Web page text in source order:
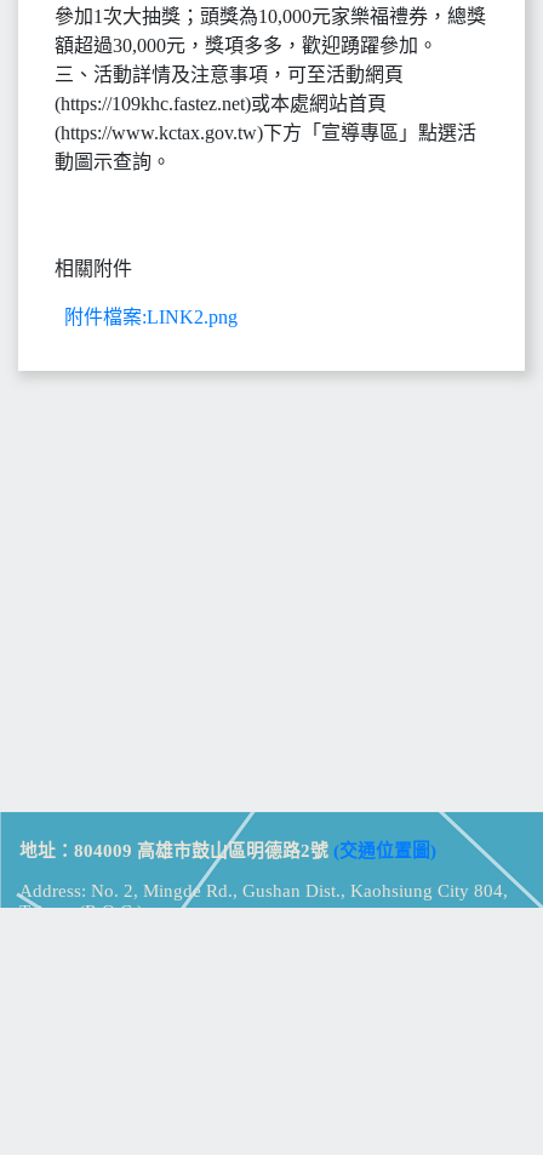
參加1次大抽獎；頭獎為10,000元家樂福禮券，總獎
額超過30,000元，獎項多多，歡迎踴躍參加。
三、活動詳情及注意事項，可至活動網頁
(https://109khc.fastez.net)或本處網站首頁
(https://www.kctax.gov.tw)下方「宣導專區」點選活
動圖示查詢。
相關附件
附件檔案:LINK2.png
地址：804009 高雄市鼓山區明德路2號 (交通位置圖)
Address: No. 2, Mingde Rd., Gushan Dist., Kaohsiung City 804,
Taiwan (R.O.C.)